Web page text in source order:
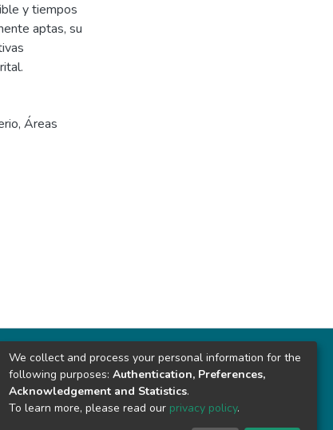
y tiempos
aptas, su
, Áreas
Ciudad Universitaria
Av. Carlos Ch. Hiraoka
Huanta - Ayacucho
We collect and process your personal information for the
following purposes: Authentication, Preferences,
Acknowledgement and Statistics.
To learn more, please read our privacy policy.